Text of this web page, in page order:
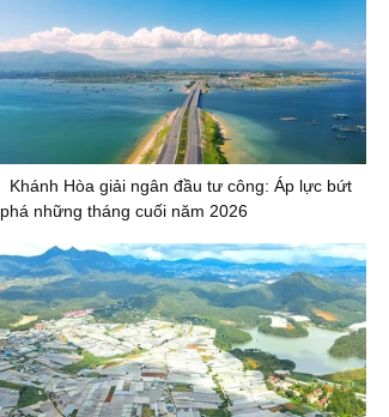
Khánh Hòa giải ngân đầu tư công: Áp lực bứt
phá những tháng cuối năm 2026